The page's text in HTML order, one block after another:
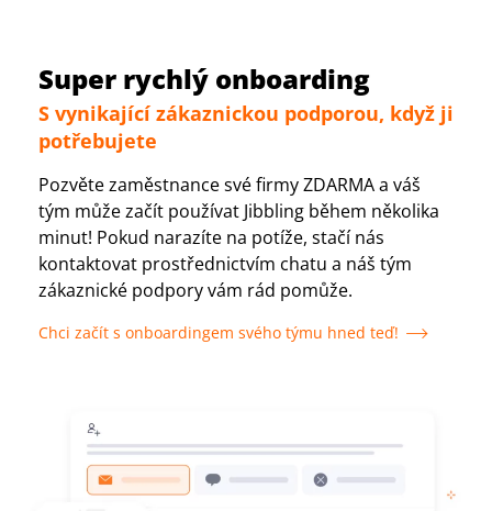
Super rychlý onboarding
S vynikající zákaznickou podporou, když ji
potřebujete
Pozvěte zaměstnance své firmy ZDARMA a váš
tým může začít používat Jibbling během několika
minut! Pokud narazíte na potíže, stačí nás
kontaktovat prostřednictvím chatu a náš tým
zákaznické podpory vám rád pomůže.
Chci začít s onboardingem svého týmu hned teď!